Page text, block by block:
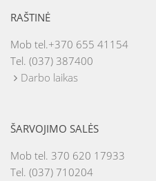
RAŠTINĖ
Mob tel.+370 655 41154
Tel. (037) 387400
Darbo laikas
ŠARVOJIMO SALĖS
Mob tel. 370 620 17933
Tel. (037) 710204